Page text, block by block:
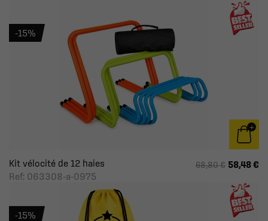
Kit vélocité de 12 haies
Ref: 063308-a-0975
68,80 € 58,48 €
-15%
-15%